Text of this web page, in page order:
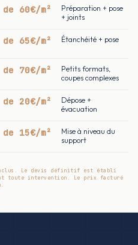
60€/m²
Préparation + pose
+ joints
65€/m² Étanchéité + pose
70€/m²
Petits formats,
coupes complexes
20€/m²
Dépose +
évacuation
15€/m²
Mise à niveau du
support
Le devis définitif est établi
toute intervention. Le prix facturé